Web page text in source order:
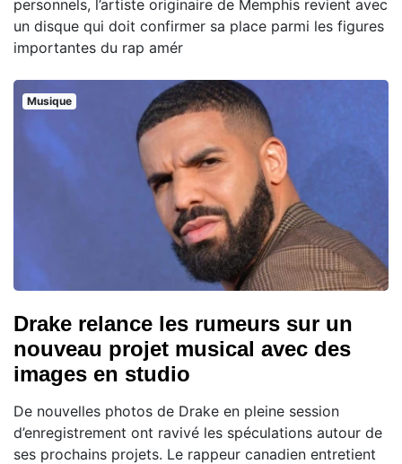
personnels, l’artiste originaire de Memphis revient avec
un disque qui doit confirmer sa place parmi les figures
importantes du rap amér
Musique
Drake relance les rumeurs sur un
nouveau projet musical avec des
images en studio
De nouvelles photos de Drake en pleine session
d’enregistrement ont ravivé les spéculations autour de
ses prochains projets. Le rappeur canadien entretient